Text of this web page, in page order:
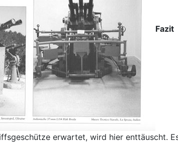
Fazit
erwartet, wird hier enttäuscht.